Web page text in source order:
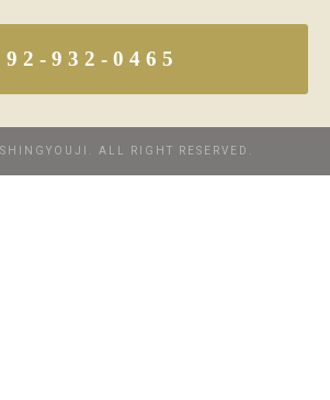
932-0465
ALL RIGHT RESERVED.